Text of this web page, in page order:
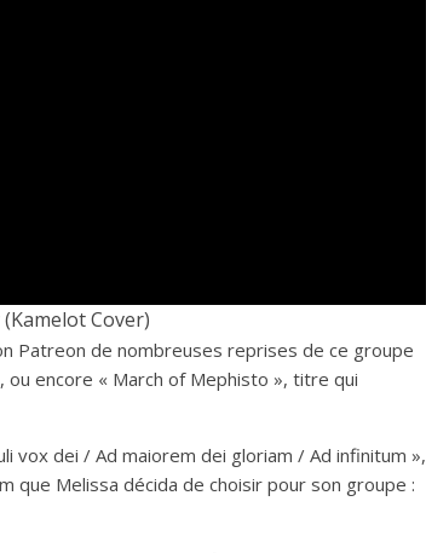
Cover)
Patreon de nombreuses reprises de ce groupe
ou encore « March of Mephisto », titre qui
vox dei / Ad maiorem dei gloriam / Ad infinitum »,
que Melissa décida de choisir pour son groupe :